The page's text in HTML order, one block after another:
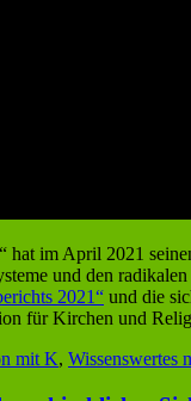
hat im April 2021
und den
2021“ und die
für Kirchen und
mit K, Wissenswertes